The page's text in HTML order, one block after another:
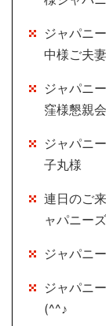
ジャパニ
中様ご夫妻
ジャパニ
窪様懇親会
ジャパニ
子丸様
連日のご
ャパニー
ジャパニ
ジャパニ
(^^♪